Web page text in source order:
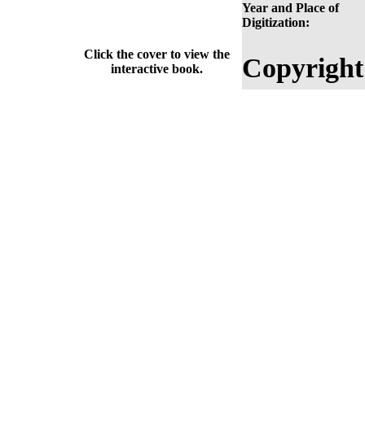
Year and Place of
Digitization:
Click the cover to view the
interactive book.